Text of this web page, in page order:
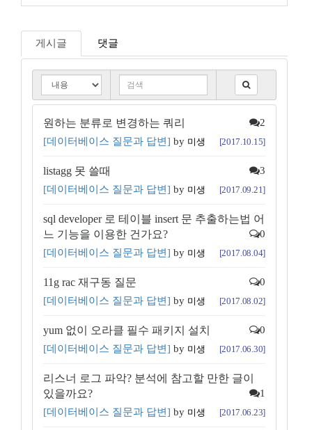
게시글 댓글
원하는 분류로 변경하는 쿼리 2
[데이터베이스 질문과 답변] by 미생 [2017.10.15]
listagg 못 쓸때 3
[데이터베이스 질문과 답변] by 미생 [2017.09.21]
sql developer 로 테이블 insert 문 추출하는법 어
느 기능을 이용한 건가요?
0
[데이터베이스 질문과 답변] by 미생 [2017.08.04]
11g rac 재구동 질문 0
[데이터베이스 질문과 답변] by 미생 [2017.08.02]
yum 없이 오라클 필수 패키지 설치 0
[데이터베이스 질문과 답변] by 미생 [2017.06.30]
리스너 로그 파악? 분석에 참고할 만한 글이
있을까요?
1
[데이터베이스 질문과 답변] by 미생 [2017.06.23]